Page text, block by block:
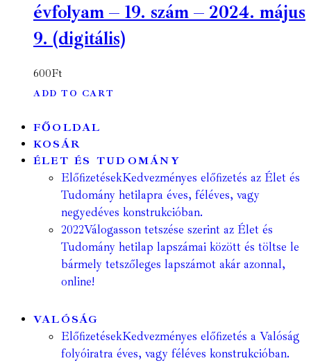
évfolyam – 19. szám – 2024. május
9. (digitális)
600Ft
ADD TO CART
FŐOLDAL
KOSÁR
ÉLET ÉS TUDOMÁNY
ElőfizetésekKedvezményes előfizetés az Élet és
Tudomány hetilapra éves, féléves, vagy
negyedéves konstrukcióban.
2022Válogasson tetszése szerint az Élet és
Tudomány hetilap lapszámai között és töltse le
bármely tetszőleges lapszámot akár azonnal,
online!
VALÓSÁG
ElőfizetésekKedvezményes előfizetés a Valóság
folyóiratra éves, vagy féléves konstrukcióban.